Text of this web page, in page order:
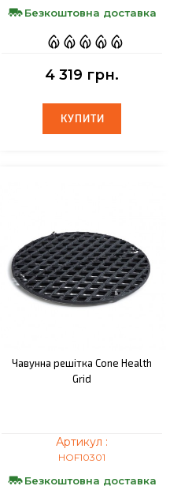
Безкоштовна доставка
4 319 грн.
КУПИТИ
КУПИТИ
Чавунна решітка Cone Health
Grid
Артикул :
HOF10301
Безкоштовна доставка